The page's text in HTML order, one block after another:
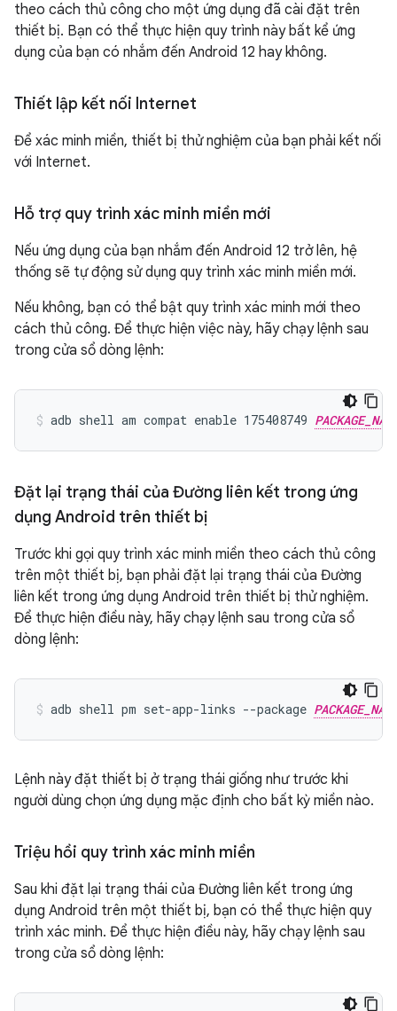
theo cách thủ công cho một ứng dụng đã cài đặt trên
thiết bị. Bạn có thể thực hiện quy trình này bất kể ứng
dụng của bạn có nhắm đến Android 12 hay không.
Thiết lập kết nối Internet
Để xác minh miền, thiết bị thử nghiệm của bạn phải kết nối
với Internet.
Hỗ trợ quy trình xác minh miền mới
Nếu ứng dụng của bạn nhắm đến Android 12 trở lên, hệ
thống sẽ tự động sử dụng quy trình xác minh miền mới.
Nếu không, bạn có thể bật quy trình xác minh mới theo
cách thủ công. Để thực hiện việc này, hãy chạy lệnh sau
trong cửa sổ dòng lệnh:
adb shell am compat enable 175408749
Đặt lại trạng thái của Đường liên kết trong ứng
dụng Android trên thiết bị
Trước khi gọi quy trình xác minh miền theo cách thủ công
trên một thiết bị, bạn phải đặt lại trạng thái của Đường
liên kết trong ứng dụng Android trên thiết bị thử nghiệm.
Để thực hiện điều này, hãy chạy lệnh sau trong cửa sổ
dòng lệnh:
adb shell pm set-app-links --package
Lệnh này đặt thiết bị ở trạng thái giống như trước khi
người dùng chọn ứng dụng mặc định cho bất kỳ miền nào.
Triệu hồi quy trình xác minh miền
Sau khi đặt lại trạng thái của Đường liên kết trong ứng
dụng Android trên một thiết bị, bạn có thể thực hiện quy
trình xác minh. Để thực hiện điều này, hãy chạy lệnh sau
trong cửa sổ dòng lệnh: